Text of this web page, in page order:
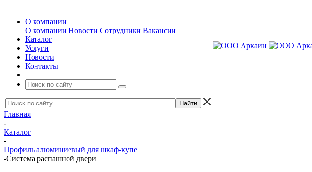
О компании
О компании Новости Сотрудники Вакансии
Каталог
Услуги
Новости
Контакты
Главная
-
Каталог
-
Профиль алюминиевый для шкаф-купе
-Система распашной двери